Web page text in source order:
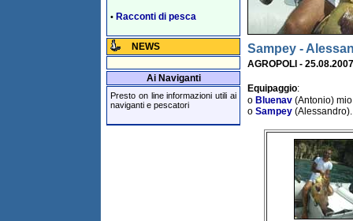
• Racconti di pesca
NEWS
Ai Naviganti
Presto on line informazioni utili ai
naviganti e pescatori
Sampey -
AGROPOLI - 25.08.2007
Equipaggio:
o Bluenav (Antonio)
o Sampey (Alessandro).